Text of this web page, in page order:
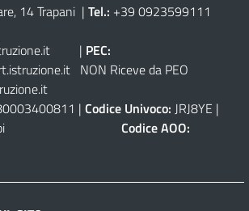
14 Trapani | Tel.: +39 0923599111
| PEC:
NON Riceve da PEO
| Codice Univoco: JRJ8YE |
Codice AOO: